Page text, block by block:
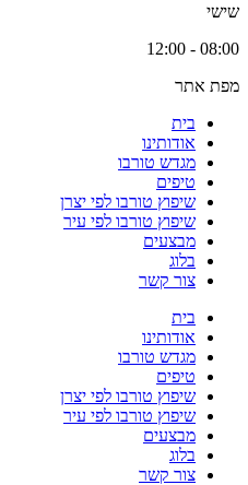
שישי
08:00 - 12:00
מפת אתר
בית
אודותינו
מגדש טורבו
טיפים
שיפוץ טורבו לפי יצרן
שיפוץ טורבו לפי עיר
מבצעים
בלוג
צור קשר
בית
אודותינו
מגדש טורבו
טיפים
שיפוץ טורבו לפי יצרן
שיפוץ טורבו לפי עיר
מבצעים
בלוג
צור קשר